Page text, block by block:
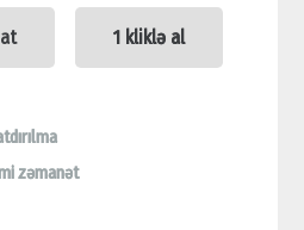
1 kliklə al
zəmanət